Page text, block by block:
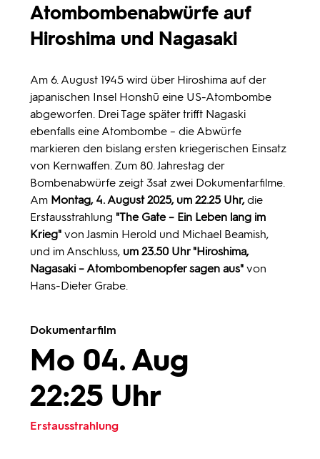
Atombombenabwürfe auf
Hiroshima und Nagasaki
Am 6. August 1945 wird über Hiroshima auf der
japanischen Insel Honshū eine US-Atombombe
abgeworfen. Drei Tage später trifft Nagaski
ebenfalls eine Atombombe – die Abwürfe
markieren den bislang ersten kriegerischen Einsatz
von Kernwaffen. Zum 80. Jahrestag der
Bombenabwürfe zeigt 3sat zwei Dokumentarfilme.
Am Montag, 4. August 2025, um 22.25 Uhr,die
Erstausstrahlung "The Gate – Ein Leben lang im
Krieg" von Jasmin Herold und Michael Beamish,
und im Anschluss, um 23.50 Uhr "Hiroshima,
Nagasaki – Atombombenopfer sagen aus" von
Hans-Dieter Grabe.
Dokumentarfilm
Mo 04. Aug
22:25 Uhr
Erstausstrahlung